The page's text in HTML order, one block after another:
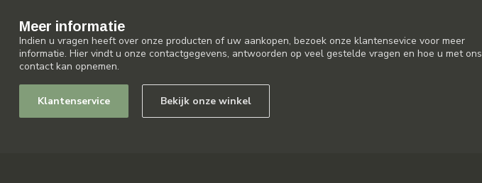
Meer informatie
Indien u vragen heeft over onze producten of uw aankopen, bezoek onze klantensevice voor meer
informatie. Hier vindt u onze contactgegevens, antwoorden op veel gestelde vragen en hoe u met ons
contact kan opnemen.
Klantenservice Bekijk onze winkel